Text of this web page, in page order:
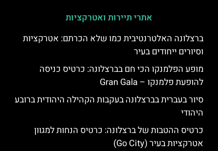
אתרי תיירות ואטרקציות
ברצלונה האלטרנטיבית כמו שלא הכרתם: אטרקציות
וסיורים ייחודים בעיר
מופע הפלמנקו הכי חם בברצלונה: כרטיס כניסה
להופעת פלמנקו – Gran Gala
סיור בעברית בברצלונה בעקבות הקהילה היהודית ברובע
היהודי
כרטיס ההטבות של ברצלונה: כרטיס הנחות למגוון
אטרקציות בעיר (Go City)